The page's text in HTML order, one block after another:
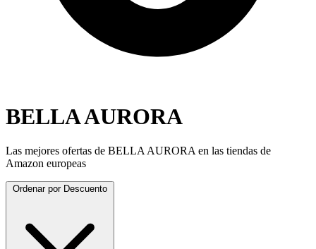
BELLA AURORA
Las mejores ofertas de BELLA AURORA en las tiendas de
Amazon europeas
Ordenar por Descuento